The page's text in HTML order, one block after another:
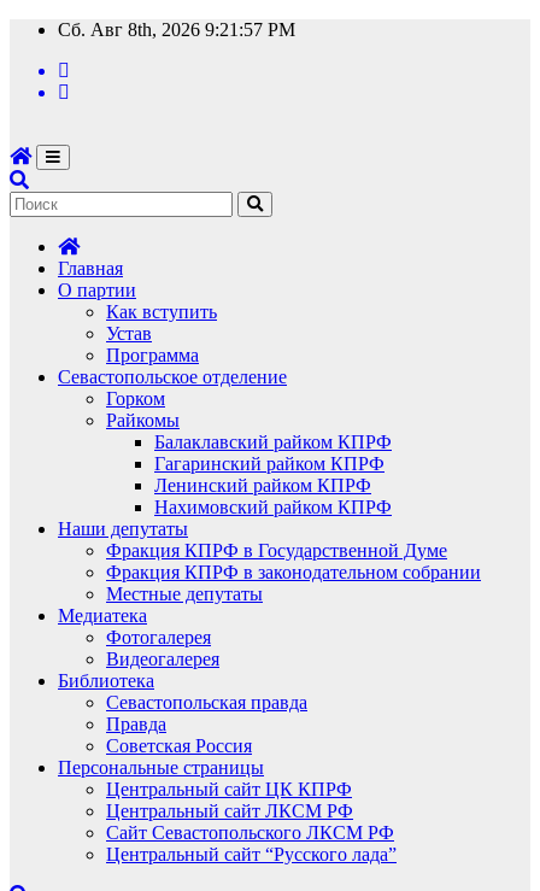
Перейти
содержимому
Сб. Авг 8th, 2026 9:21:58 PM
Главная
О партии
Как вступить
Устав
Программа
Севастопольское отделение
Горком
Райкомы
Балаклавский райком КПРФ
Гагаринский райком КПРФ
Ленинский райком КПРФ
Нахимовский райком КПРФ
Наши депутаты
Фракция КПРФ в Государственной Думе
Фракция КПРФ в законодательном собрании
Местные депутаты
Медиатека
Фотогалерея
Видеогалерея
Библиотека
Севастопольская правда
Правда
Советская Россия
Персональные страницы
Центральный сайт ЦК КПРФ
Центральный сайт ЛКСМ РФ
Сайт Севастопольского ЛКСМ РФ
Центральный сайт “Русского лада”